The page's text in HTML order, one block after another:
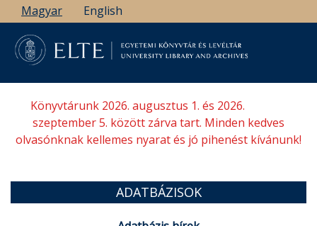
Ugrás
a
tartalomra
Magyar English
Könyvtárunk 2026. augusztus 1. és 2026.
szeptember 5. között zárva tart. Minden kedves
olvasónknak kellemes nyarat és jó pihenést kívánunk!
ADATBÁZISOK